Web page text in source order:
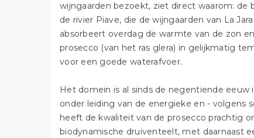
wijngaarden bezoekt, ziet direct waarom:
de rivier Piave, die de wijngaarden van La
absorbeert overdag de warmte van de zon
prosecco (van het ras glera) in gelijkmatig
voor een goede waterafvoer.
Het domein is al sinds de negentiende
onder leiding van de energieke en - volgens
heeft de kwaliteit van de prosecco prachtig
biodynamische druiventeelt, met daarnaast